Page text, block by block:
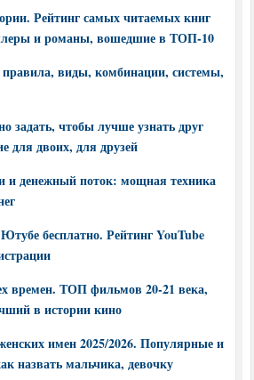
Рейтинг самых читаемых книг
и романы, вошедшие в ТОП-10
виды, комбинации, системы,
задать, чтобы лучше узнать друг
для двоих, для друзей
и денежный поток: мощная техника
бесплатно. Рейтинг YouTube
времен. ТОП фильмов 20-21 века,
в истории кино
имен 2025/2026. Популярные и
назвать мальчика, девочку